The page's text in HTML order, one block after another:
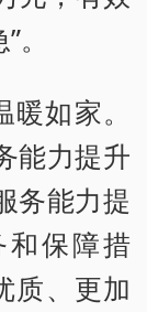
如家。
能力提升
务能力提
保障措
质、更加